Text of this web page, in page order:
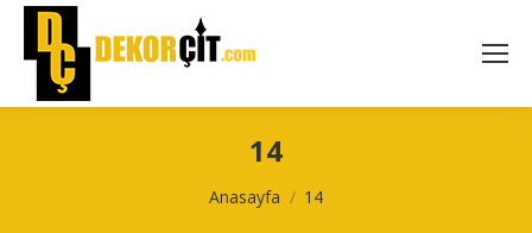
14
You are here:
Anasayfa 14